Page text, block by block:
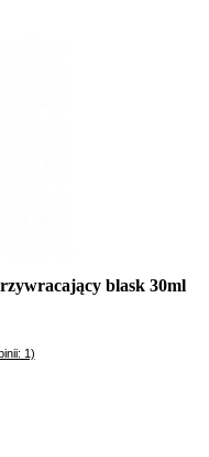
blask 30ml
24h)
1)